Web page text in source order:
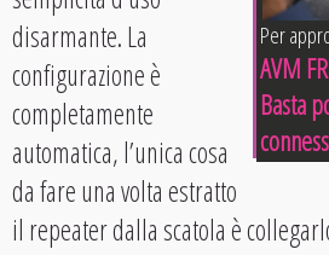
Per
AVM
Basta
disarmante. La
configurazione è
completamente
automatica, l’unica cosa
da fare una volta estratto
il repeater dalla scatola è